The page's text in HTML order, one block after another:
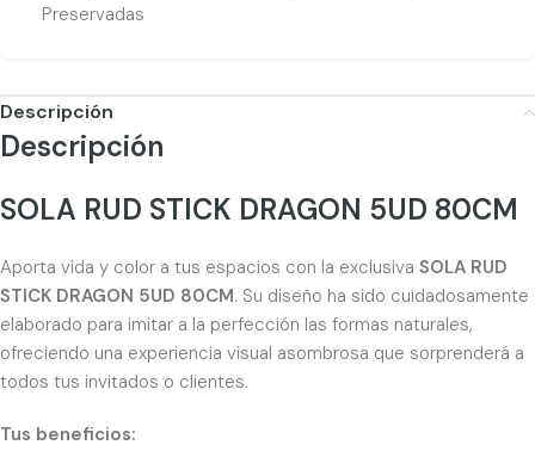
Preservadas
Descripción
Descripción
SOLA RUD STICK DRAGON 5UD 80CM
Aporta vida y color a tus espacios con la exclusiva SOLA RUD
STICK DRAGON 5UD 80CM. Su diseño ha sido cuidadosamente
elaborado para imitar a la perfección las formas naturales,
ofreciendo una experiencia visual asombrosa que sorprenderá a
todos tus invitados o clientes.
Tus beneficios: